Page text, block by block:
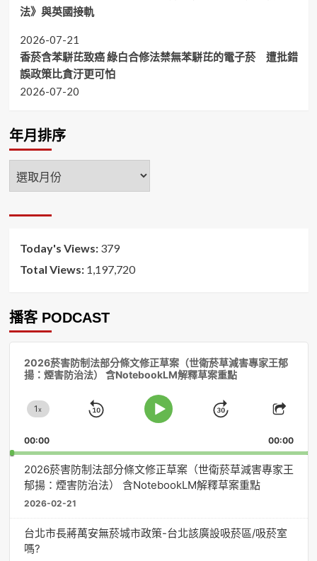
法》與英國接軌
2026-07-21
香菸含苯駢芘致癌 綠白合修法禁無苯駢芘的電子菸 遭批錯
誤政策比貪汙更可怕
2026-07-20
年月排序
年
月
Today's Views: 379
Total Views: 1,197,720
播客 PODCAST
2026菸害防制法部分條文修正草案（世衛菸草減害專家王郁
揚：煙害防治法） 含NotebookLM解釋草案重點
Change
Rate
1x
Skip
Play
Jump
Forward
Share
00:00 00:00
2026菸害防制法部分條文修正草案（世衛菸草減害專家王
郁揚：煙害防治法） 含NotebookLM解釋草案重點
2026-02-21
台北市長蔣萬安無菸城市政策-台北該廣設吸菸區/吸菸室
嗎?